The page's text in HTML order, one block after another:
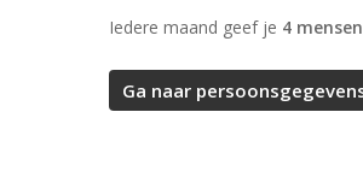
Iedere maand geef je 4 mensen